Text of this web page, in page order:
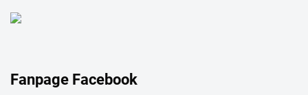
Fanpage Facebook